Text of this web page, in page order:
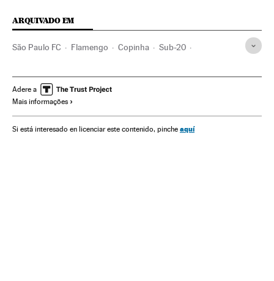
ARQUIVADO EM
São Paulo FC Flamengo Copinha Sub-20
América do Sul América Latina
Esportes
Adere a
Mais informações
Si está interesado en licenciar este contenido, pinche aquí